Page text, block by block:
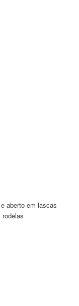
aberto em lascas